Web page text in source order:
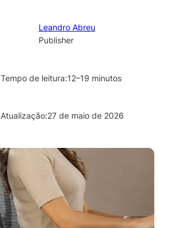
Leandro Abreu
Publisher
Tempo de leitura:12–19 minutos
Atualização:27 de maio de 2026